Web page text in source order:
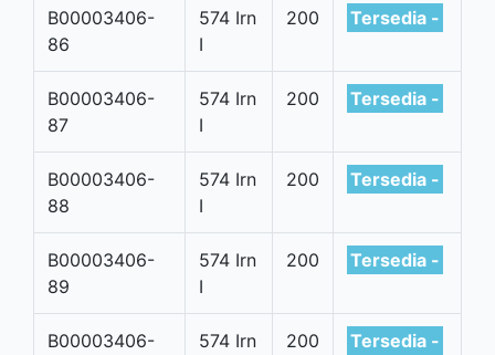
B00003406-
86
574 Irn
I
200 Tersedia -
B00003406-
87
574 Irn
I
200 Tersedia -
B00003406-
88
574 Irn
I
200 Tersedia -
B00003406-
89
574 Irn
I
200 Tersedia -
B00003406-
574 Irn
200 Tersedia -